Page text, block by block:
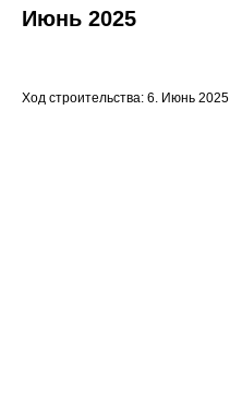
Июнь 2025
Ход строительства: 6. Июнь 2025